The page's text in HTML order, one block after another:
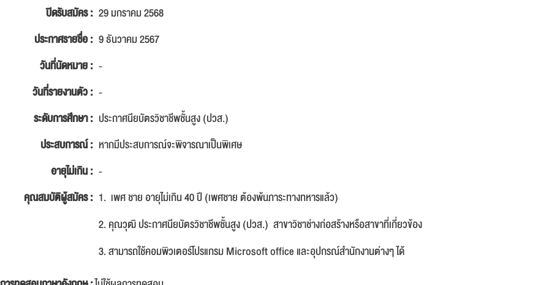
ปิดรับสมัคร : 29 มกราคม 2568
ประกาศรายชื่อ : 9 ธันวาคม 2567
วันที่นัดหมาย : -
วันที่รายงานตัว : -
ระดับการศึกษา : ประกาศนียบัตรวิชาชีพชั้นสูง (ปวส.)
ประสบการณ์ : หากมีประสบการณ์จะพิจารณาเป็นพิเศษ
อายุไม่เกิน : -
คุณสมบัติผู้สมัคร : 1. เพศ ชาย อายุไม่เกิน 40 ปี (เพศชาย ต้องพ้นภาระทางทหารแล้ว)
2. คุณวุฒิ ประกาศนียบัตรวิชาชีพชั้นสูง (ปวส.) สาขาวิชาช่างก่อสร้างหรือสาขาที่เกี่ยวข้อง
3. สามารถใช้คอมพิวเตอร์โปรแกรม Microsoft office และอุปกรณ์สำนักงานต่างๆ ได้